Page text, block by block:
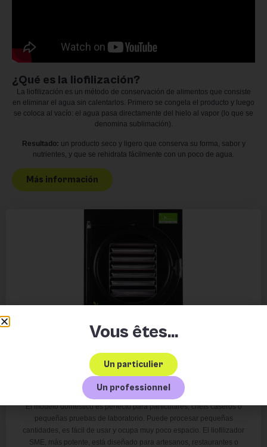
¿Qué es la liofilización?
La liofilización es un método de conservación de alimentos que consiste
en eliminar el agua sin calentarlos. Primero se congela el producto y luego
se coloca al vacío: el agua pasa directamente del hielo al vapor (lo que se
denomina sublimación).
Resultado: un producto seco y ligero que conserva su forma, sabor y
nutrientes, y que se rehidrata fácilmente con un poco de agua.
Más información
Liofilizadores de pequeño formato
El modelo doméstico es perfecto para particulares, chefs caseros o
pequeñas pruebas de laboratorio. Puede procesar pequeñas
cantidades, es fácil de usar y ocupa muy poco espacio. El liofilizador
SME, más potente, está diseñado para artesanos, restaurantes o
Vous êtes...
Un particulier
Un professionnel